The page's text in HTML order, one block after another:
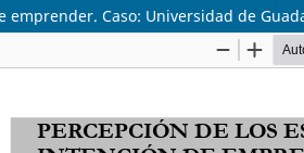
Caso: Universidad de